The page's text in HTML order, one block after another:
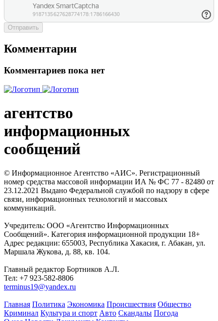
Отправить
Комментарии
Комментариев пока нет
агентство
информационных
сообщений
© Информационное Агентство «АИС». Регистрационный
номер средства массовой информации ИА № ФС 77 - 82480 от
23.12.2021 Выдано Федеральной службой по надзору в сфере
связи, информационных технологий и массовых
коммуникаций.
Учредитель: ООО «Агентство Информационных
Сообщений». Категория информационной продукции 18+
Адрес редакции: 655003, Республика Хакасия, г. Абакан, ул.
Маршала Жукова, д. 88, кв. 104.
Главный редактор Бортников А.Л.
Тел: +7 923-582-8806
terminus19@yandex.ru
Главная Политика Экономика Происшествия Общество
Криминал Культура и спорт Авто Скандалы Погода